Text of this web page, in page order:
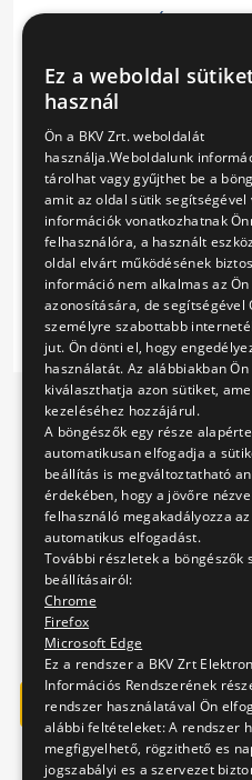
Súlya: kb. 200 g (dobozzal
A makettet elsősorban
Ár:
22990 Ft
TOVÁBBI
FÉM
Ez a weboldal
használ
Ön a BKV Zrt. weboldalát
használja.Weboldalunk
tárolhat vagy gyűjthet be a
amit az oldal sütik segítségével
információk vonatkozhatnak
felhasználóra, a használt
oldal elvárt működésének
információ nem alkalmas az
azonosítására, de segítségével
személyre szabottabb
jut. Ön dönti el, hogy
használatát. Az alábbiakban Ön
kiválaszthatja azon sütiket,
kezeléséhez hozzájárul.
A böngészők egy része
automatikusan elfogadja a
beállítás is megváltoztatható
érdekében, hogy a jövőre nézve
felhasználó megakadályozza az
automatikus elfogadást.
További részletek a böngészők
beállításairól:
Chrome
Firefox
Microsoft Edge
Ez a rendszer a BKV Zrt
Információs Rendszerének
rendszer használatával Ön
alábbi feltételeket: A rendszer
megfigyelhető, rögzithető es
jogszabályi es a szervezet